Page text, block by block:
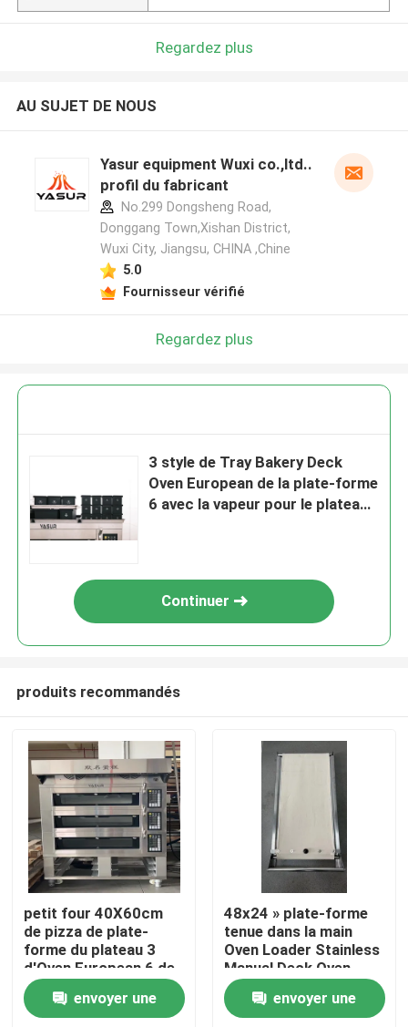
Accueil
A propos de nous
Contacts
Regardez plus
AU SUJET DE NOUS
Yasur equipment Wuxi co.,ltd..
profil du fabricant
No.299 Dongsheng Road,
Donggang Town,Xishan District,
Wuxi City, Jiangsu, CHINA ,Chine
5.0
Fournisseur vérifié
Regardez plus
3 style de Tray Bakery Deck
Oven European de la plate-forme
6 avec la vapeur pour le plateau
Continuer
produits recommandés
petit four 40X60cm
de pizza de plate-
forme du plateau 3
d'Oven European 6 de
plate-forme de la
boulangerie 11kw
envoyer une
48x24 » plate-forme
tenue dans la main
Oven Loader Stainless
Manual Deck Oven
Loader
envoyer une